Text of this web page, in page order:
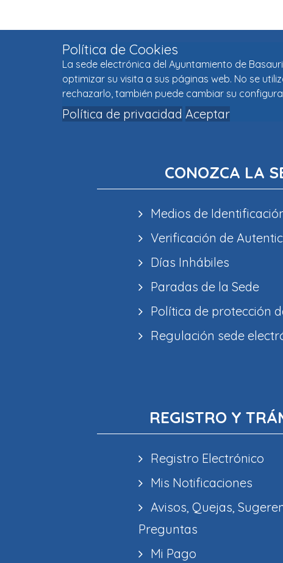
Política de Cookies
La sede electrónica del Ayuntamiento de
optimizar su visita a sus páginas web. No se
rechazarlo, también puede cambiar su
Política de privacidad Aceptar
CONOZCA LA
Medios de
Verificación de
Días Inhábiles
Paradas de la Sede
Política de protección
Regulación sede
REGISTRO Y
Registro Electrónico
Mis Notificaciones
Avisos, Quejas,
Preguntas
Mi Pago